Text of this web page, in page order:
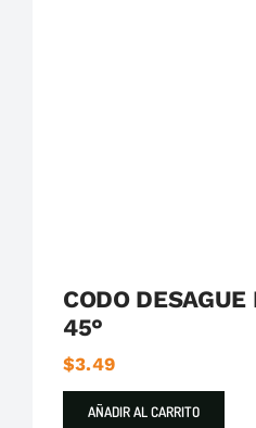
CODO
45°
$3.49
AÑADIR AL CARRITO